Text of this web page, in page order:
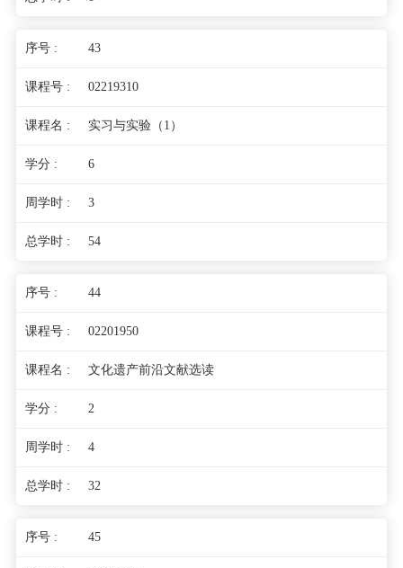
43
02219310
实习与实验（1）
6
3
54
44
02201950
文化遗产前沿文献选读
2
4
32
45